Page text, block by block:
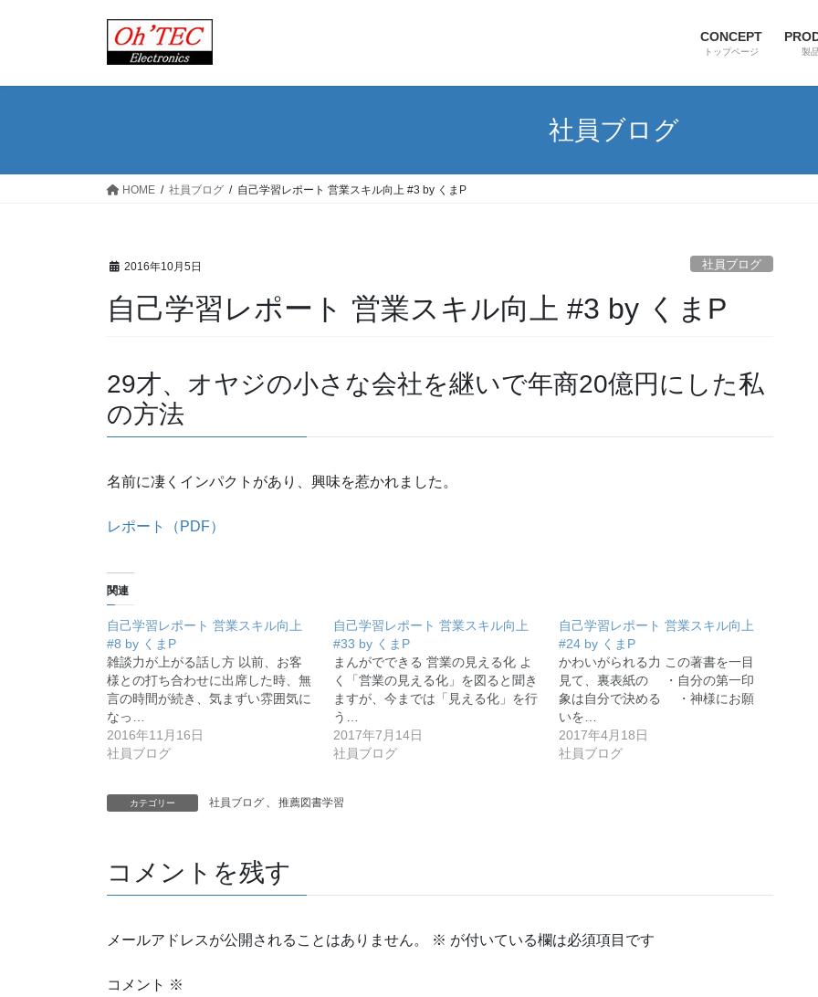
CONCEPT
トップページ 製
社員ブログ
HOME 社員ブログ 自己学習レポート 営業スキル向上 #3 by くまP
2016年10月5日 社員ブログ
自己学習レポート 営業スキル向上 #3 by くまP
29才、オヤジの小さな会社を継いで年商20億円にした私
の方法
名前に凄くインパクトがあり、興味を惹かれました。
レポート（PDF）
関連
自己学習レポート 営業スキル向上
#8 by くまP
雑談力が上がる話し方 以前、お客
様との打ち合わせに出席した時、無
言の時間が続き、気まずい雰囲気に
なっ…
2016年11月16日
社員ブログ
自己学習レポート 営業スキル向上
#33 by くまP
まんがでできる 営業の見える化 よ
く「営業の見える化」を図ると聞き
ますが、今までは「見える化」を行
う…
2017年7月14日
社員ブログ
自己学習レポート 営業スキル向上
#24 by くまP
かわいがられる力 この著書を一目
見て、裏表紙の ・自分の第一印
象は自分で決める ・神様にお願
いを…
2017年4月18日
社員ブログ
カテゴリー 社員ブログ 、 推薦図書学習
コメントを残す
メールアドレスが公開されることはありません。 ※ が付いている欄は必須項目です
コメント ※